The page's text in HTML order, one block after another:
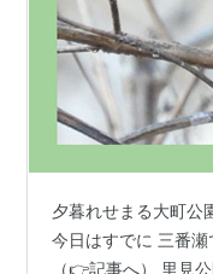
夕暮れせまる大町公
今日はすでに 三番
（👉記事へ） 里見